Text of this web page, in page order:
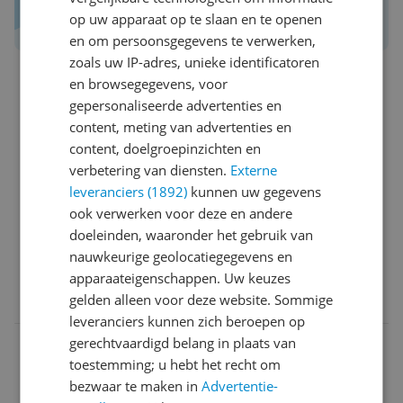
Schrijf een review over Kieskeurig.nl
s*******@h********** 24-02-2024 Algemene score
Reviewscore 9.0
Het product heb ik nu enkele weken in gebruik en in
het begin moest ik erg wennen aan het gewicht van
de stofzuiger. Inmiddels weet ik niet meer beter.
Doordat de stofzuiger draadloos is, vlieg je zo het
hele huis door. De stofzuiger is geschikt voor alle
vloeren en maakt echt goed schoon. Er zit een
ophangsysteem bij en als je de stofzuiger daarop
hangt, laadt hij automatisch op. Zo grijp je nooit mis!
Wij gebruiken de stofzuiger ook vaak als kruimeldief.
Ook ideaal om even gauw de auto mee schoon te
maken als de kinderen gekruimeld hebben.
0 reactiesReageer
c************@g********22-02-
2024
Algemene
score
op uw apparaat op te slaan en te openen
en om persoonsgegevens te verwerken,
zoals uw IP-adres, unieke identificatoren
en browsegegevens, voor
gepersonaliseerde advertenties en
content, meting van advertenties en
content, doelgroepinzichten en
verbetering van diensten. Externe
leveranciers (1892) kunnen uw gegevens
ook verwerken voor deze en andere
doeleinden, waaronder het gebruik van
nauwkeurige geolocatiegegevens en
apparaateigenschappen. Uw keuzes
gelden alleen voor deze website. Sommige
leveranciers kunnen zich beroepen op
gerechtvaardigd belang in plaats van
toestemming; u hebt het recht om
bezwaar te maken inAdvertentie-